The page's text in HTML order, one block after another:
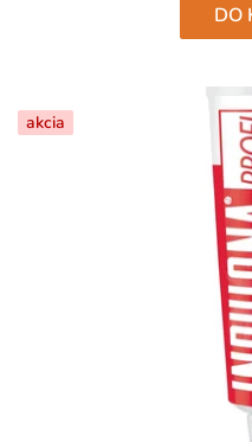
DO
akcia